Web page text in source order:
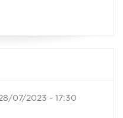
07/2023 - 17:30